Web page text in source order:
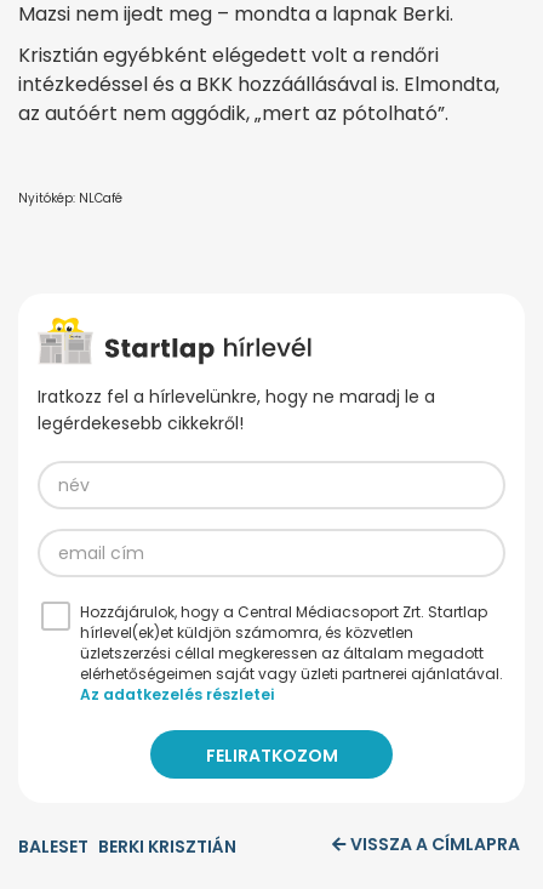
Mazsi nem ijedt meg – mondta a lapnak Berki.
Krisztián egyébként elégedett volt a rendőri
intézkedéssel és a BKK hozzáállásával is. Elmondta,
az autóért nem aggódik, „mert az pótolható”.
Nyitókép: NLCafé
Iratkozz fel a hírlevelünkre, hogy ne maradj le a
legérdekesebb cikkekről!
Hozzájárulok, hogy a Central Médiacsoport Zrt. Startlap
hírlevel(ek)et küldjön számomra, és közvetlen
üzletszerzési céllal megkeressen az általam megadott
elérhetőségeimen saját vagy üzleti partnerei ajánlatával.
Az adatkezelés részletei
BALESET BERKI KRISZTIÁN VISSZA A CÍMLAPRA